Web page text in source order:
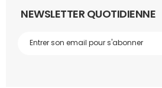
NEWSLETTER QUOTIDIENNE